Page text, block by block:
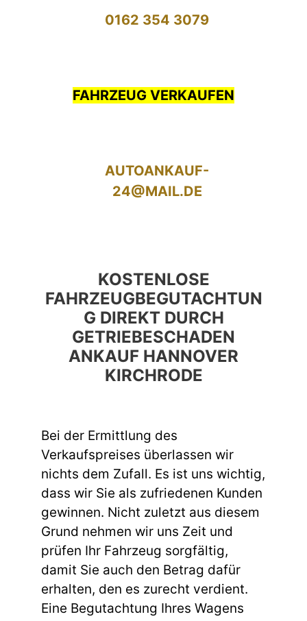
0162 354 3079
FAHRZEUG VERKAUFEN
AUTOANKAUF-
24@MAIL.DE
KOSTENLOSE
FAHRZEUGBEGUTACHTUN
G DIREKT DURCH
GETRIEBESCHADEN
ANKAUF HANNOVER
KIRCHRODE
Bei der Ermittlung des
Verkaufspreises überlassen wir
nichts dem Zufall. Es ist uns wichtig,
dass wir Sie als zufriedenen Kunden
gewinnen. Nicht zuletzt aus diesem
Grund nehmen wir uns Zeit und
prüfen Ihr Fahrzeug sorgfältig,
damit Sie auch den Betrag dafür
erhalten, den es zurecht verdient.
Eine Begutachtung Ihres Wagens